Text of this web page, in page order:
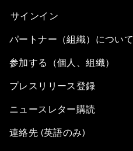
サインイン
パートナー（組織）について
参加する（個人、組織）
プレスリリース登録
ニュースレター購読
連絡先 (英語のみ)